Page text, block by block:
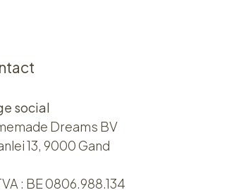
social
Dreams BV
13, 9000 Gand
: BE 0806.988.134